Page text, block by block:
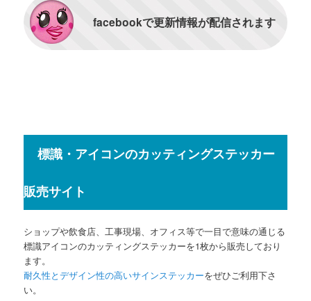
facebookで更新情報が配信されます
標識・アイコンのカッティングステッカー
販売サイト
ショップや飲食店、工事現場、オフィス等で一目で意味の通じる
標識アイコンのカッティングステッカーを1枚から販売しており
ます。
耐久性とデザイン性の高いサインステッカーをぜひご利用下さ
い。